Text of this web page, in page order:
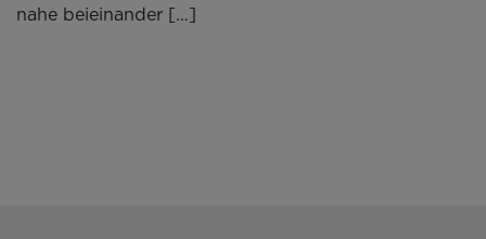
nahe beieinander […]